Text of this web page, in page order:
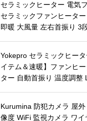
録画 IP66防水 遠隔操作
セラミックヒーター 電気
セラミックファンヒータ
即暖 大風量 左右首振り 3
SE認証済 暖房器具
Yokepro セラミックヒー
イテム＆速暖】ファンヒ
ター 自動首振り 温度調整
護【タイマー機能】【リ
Kurumina 防犯カメラ 屋
像度 WiFi 監視カメラ ワイ